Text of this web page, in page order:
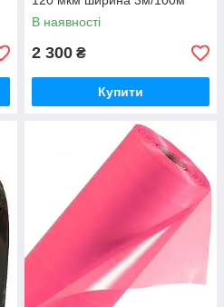
В наявності
2 300 ₴
Купити